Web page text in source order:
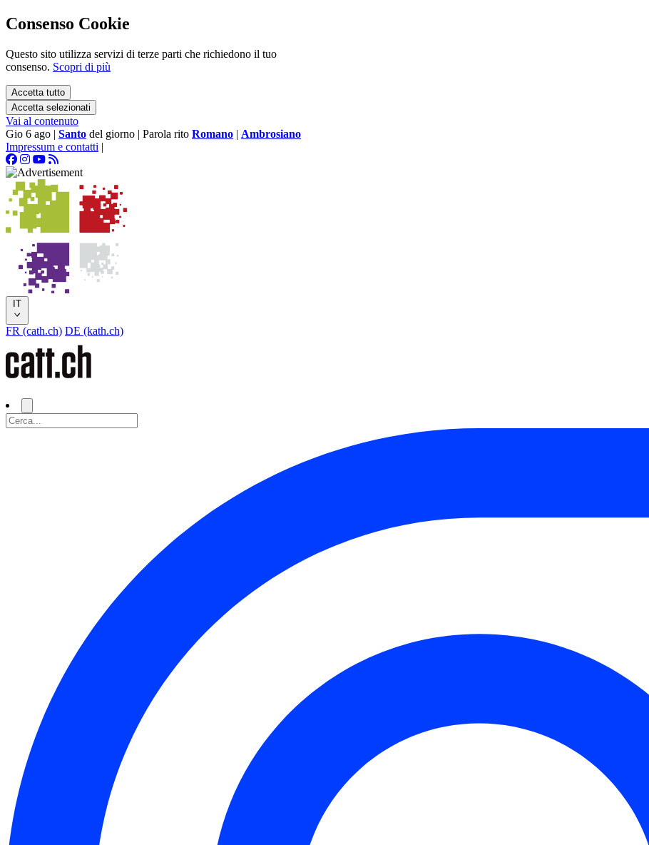
Consenso Cookie
Questo sito utilizza servizi di terze parti che richiedono il tuo
consenso. Scopri di più
Accetta tutto
Accetta selezionati
Vai al contenuto
Gio 6 ago | Santo del giorno | Parola rito Romano | Ambrosiano
Impressum e contatti |
IT
FR (cath.ch) DE (kath.ch)